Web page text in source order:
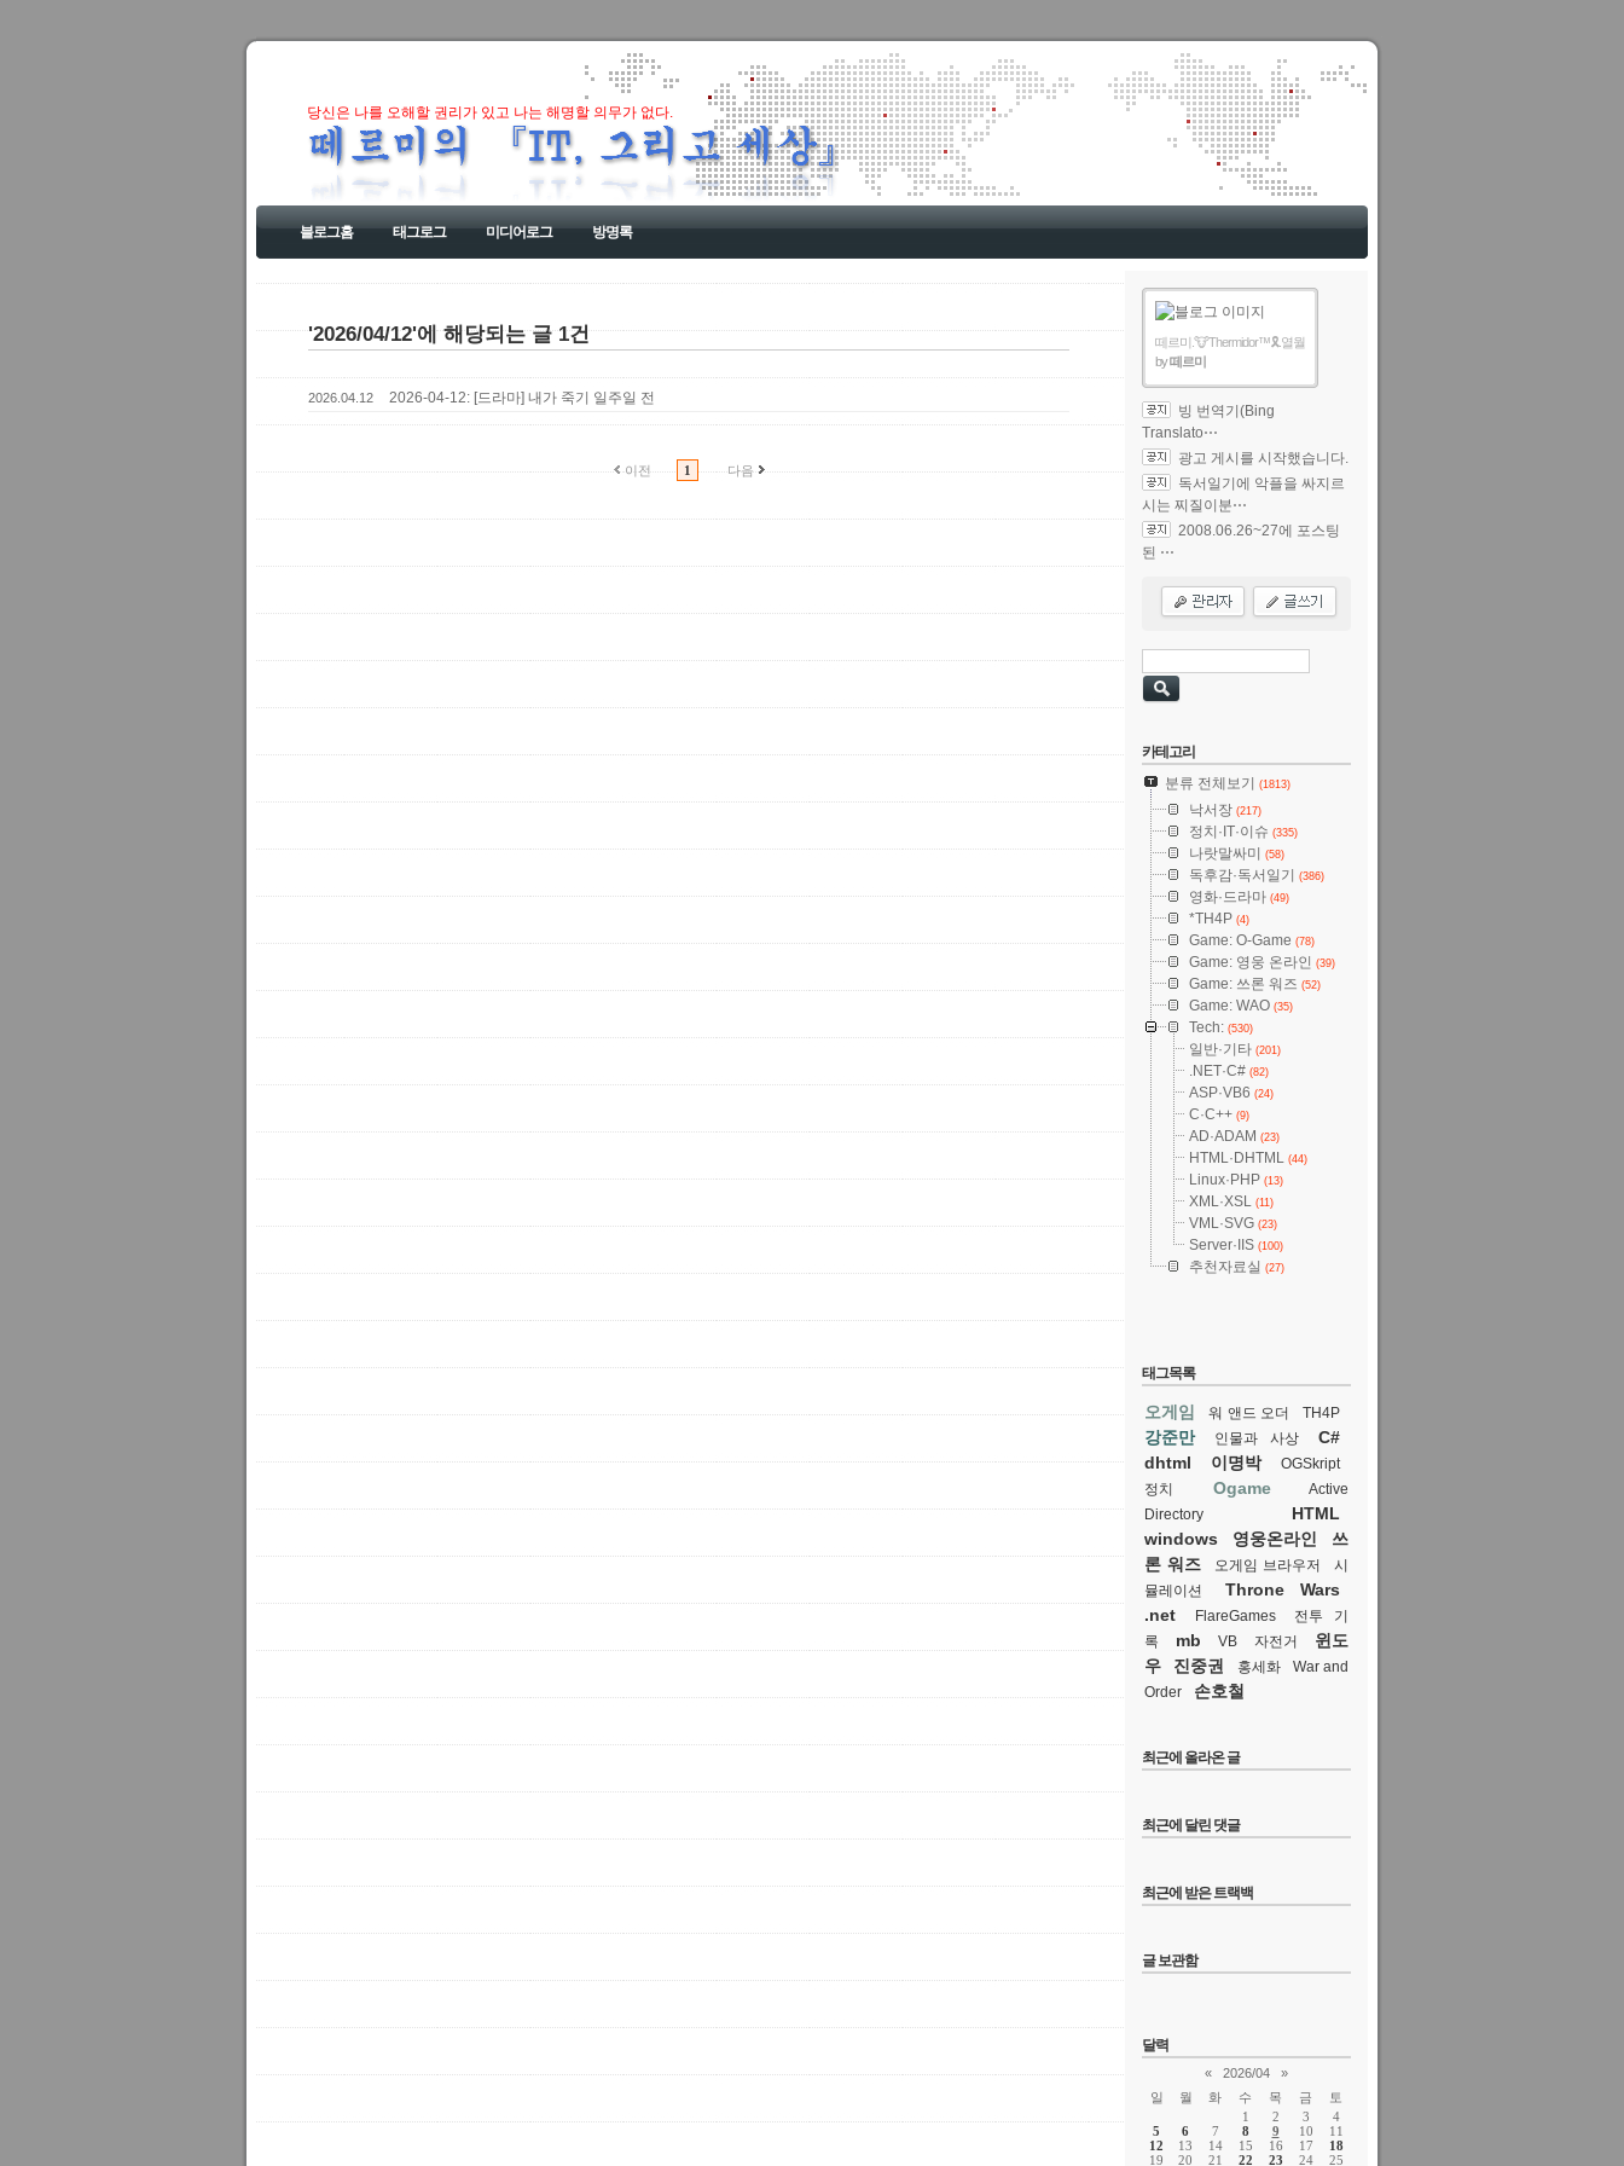
당신은 나를 오해할 권리가 있고 나는 해명할 의무가 없다.
블로그홈 태그로그 미디어로그 방명록
'2026/04/12'에 해당되는 글 1건
2026.04.12 2026-04-12: [드라마] 내가 죽기 일주일 전
이전 1 다음
떼르미.🐮Thermidor™🎗️.열월
by떼르미
빙 번역기(Bing
Translato⋯
광고 게시를 시작했습니다.
독서일기에 악플을 싸지르
시는 찌질이분⋯
2008.06.26~27에 포스팅
된 ⋯
카테고리
분류 전체보기
(1813)
낙서장 (217)
정치·IT·이슈 (335)
나랏말싸미 (58)
독후감·독서일기 (386)
영화·드라마 (49)
*TH4P (4)
Game: O-Game (78)
Game: 영웅 온라인 (39)
Game: 쓰론 워즈 (52)
Game: WAO (35)
Tech: (530)
일반·기타 (201)
.NET·C# (82)
ASP·VB6 (24)
C·C++ (9)
AD·ADAM (23)
HTML·DHTML (44)
Linux·PHP (13)
XML·XSL (11)
VML·SVG (23)
Server·IIS (100)
추천자료실 (27)
태그목록
오게임 워 앤드 오더 TH4P
강준만 인물과 사상
C#
dhtml
이명박
OGSkript
정치
Ogame
Active
Directory
HTML
windows
영웅온라인
쓰
론 워즈
오게임 브라우저
시
뮬레이션
Throne Wars
.net
FlareGames
전투 기
록
mb VB 자전거
윈도
우
진중권 홍세화
War and
Order
손호철
최근에 올라온 글
최근에 달린 댓글
최근에 받은 트랙백
글 보관함
달력
« 2026/04
»
일
월 화 수 목 금
토
1
2 3
4
5
6 7 8 9 10
11
12
13 14 15 16 17
18
19
20 21 22 23 24 25